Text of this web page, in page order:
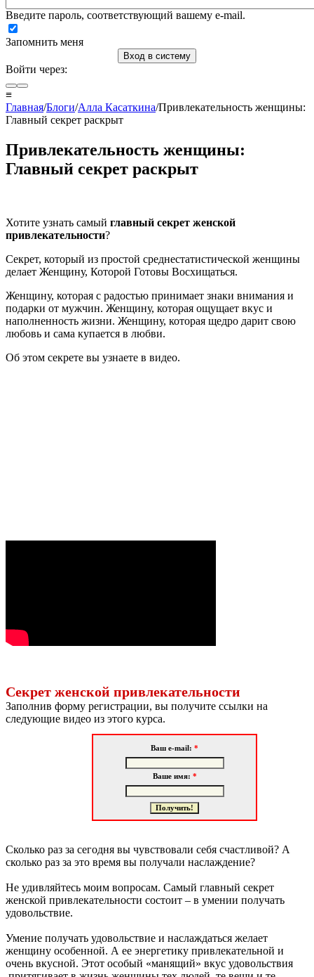
Введите пароль, соответствующий вашему e-mail.
Запомнить меня
Вход в систему
Войти через:
≡
Главная/Блоги/Алла Касаткина/Привлекательность женщины:
Главный секрет раскрыт
Привлекательность женщины:
Главный секрет раскрыт
Хотите узнать самый главный секрет женской
привлекательности?
Секрет, который из простой среднестатистической женщины
делает Женщину, Которой Готовы Восхищаться.
Женщину, которая с радостью принимает знаки внимания и
подарки от мужчин. Женщину, которая ощущает вкус и
наполненность жизни. Женщину, которая щедро дарит свою
любовь и сама купается в любви.
Об этом секрете вы узнаете в видео.
Секрет женской привлекательности
Заполнив форму регистрации, вы получите ссылки на
следующие видео из этого курса.
Сколько раз за сегодня вы чувствовали себя счастливой? А
сколько раз за это время вы получали наслаждение?
Не удивляйтесь моим вопросам. Самый главный секрет
женской привлекательности состоит – в умении получать
удовольствие.
Умение получать удовольствие и наслаждаться желает
женщину особенной. А ее энергетику привлекательной и
очень вкусной. Этот особый «манящий» вкус удовольствия